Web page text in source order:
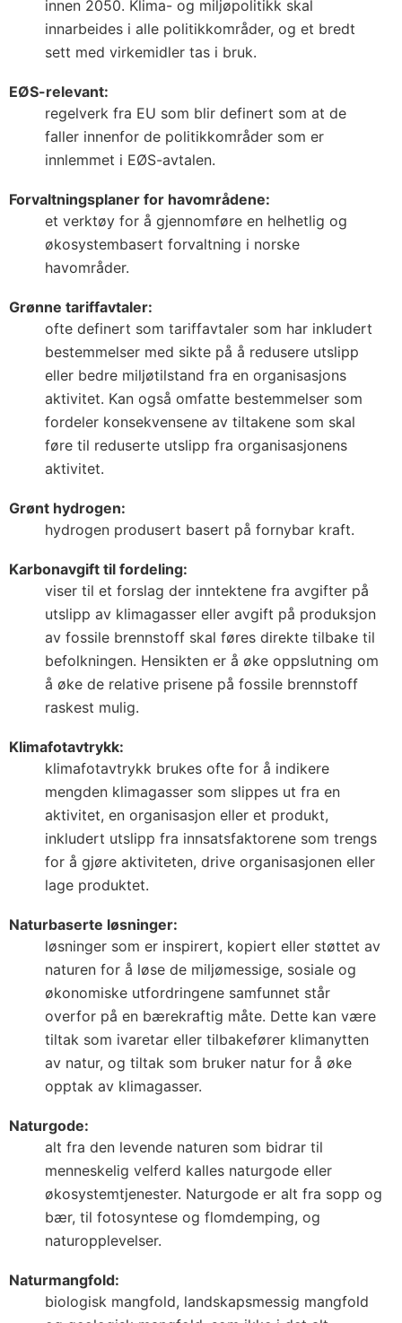
innen 2050. Klima- og miljøpolitikk skal
innarbeides i alle politikkområder, og et bredt
sett med virkemidler tas i bruk.
EØS-relevant:
regelverk fra EU som blir definert som at de
faller innenfor de politikkområder som er
innlemmet i EØS-avtalen.
Forvaltningsplaner for havområdene:
et verktøy for å gjennomføre en helhetlig og
økosystembasert forvaltning i norske
havområder.
Grønne tariffavtaler:
ofte definert som tariffavtaler som har inkludert
bestemmelser med sikte på å redusere utslipp
eller bedre miljøtilstand fra en organisasjons
aktivitet. Kan også omfatte bestemmelser som
fordeler konsekvensene av tiltakene som skal
føre til reduserte utslipp fra organisasjonens
aktivitet.
Grønt hydrogen:
hydrogen produsert basert på fornybar kraft.
Karbonavgift til fordeling:
viser til et forslag der inntektene fra avgifter på
utslipp av klimagasser eller avgift på produksjon
av fossile brennstoff skal føres direkte tilbake til
befolkningen. Hensikten er å øke oppslutning om
å øke de relative prisene på fossile brennstoff
raskest mulig.
Klimafotavtrykk:
klimafotavtrykk brukes ofte for å indikere
mengden klimagasser som slippes ut fra en
aktivitet, en organisasjon eller et produkt,
inkludert utslipp fra innsatsfaktorene som trengs
for å gjøre aktiviteten, drive organisasjonen eller
lage produktet.
Naturbaserte løsninger:
løsninger som er inspirert, kopiert eller støttet av
naturen for å løse de miljømessige, sosiale og
økonomiske utfordringene samfunnet står
overfor på en bærekraftig måte. Dette kan være
tiltak som ivaretar eller tilbakefører klimanytten
av natur, og tiltak som bruker natur for å øke
opptak av klimagasser.
Naturgode:
alt fra den levende naturen som bidrar til
menneskelig velferd kalles naturgode eller
økosystemtjenester. Naturgode er alt fra sopp og
bær, til fotosyntese og flomdemping, og
naturopplevelser.
Naturmangfold:
biologisk mangfold, landskapsmessig mangfold